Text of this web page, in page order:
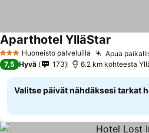
3 Tähtiluokitus
Huoneisto palveluilla Apua
Aparthotel YlläStar
7,5 Hyvä 173 6.2 km kohteesta
Valitse päivät nähdäksesi tarkat